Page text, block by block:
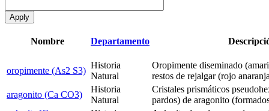
Nombre Departamento
oropimente (As2 S3)
Historia
Natural
Oropimente diseminado
restos de rejalgar (rojo
aragonito (Ca CO3)
Historia
Natural
Cristales prismáticos
pardos) de aragonito